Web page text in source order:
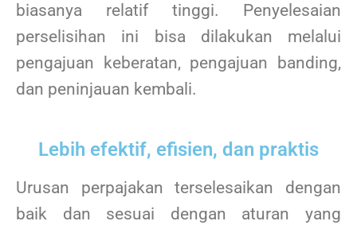
biasanya relatif tinggi. Penyelesaian
perselisihan ini bisa dilakukan melalui
pengajuan keberatan, pengajuan banding,
dan peninjauan kembali.
Lebih efektif, efisien, dan praktis
Urusan perpajakan terselesaikan dengan
baik dan sesuai dengan aturan yang